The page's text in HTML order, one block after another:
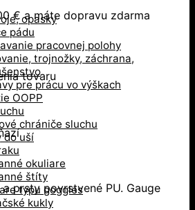
opasky
pádu
pracovnej polohy
trojnožky, záchrana,
pre prácu vo výškach
OOPP
chrániče sluchu
do uší
okuliare
štíty
typu goggles
kukly
€a máte dopravu zdarma
tovaru
a prsty povrstvené PU. Gauge